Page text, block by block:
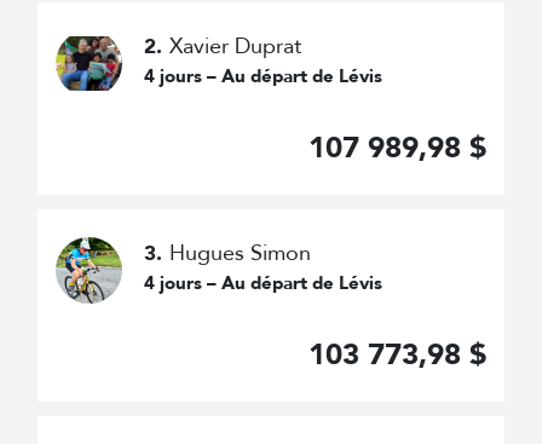
2. Xavier Duprat
4 jours – Au départ de Lévis
107 989,98 $
3. Hugues Simon
4 jours – Au départ de Lévis
103 773,98 $